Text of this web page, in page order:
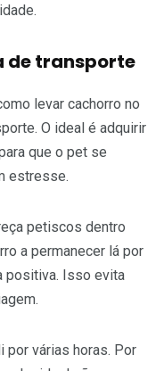
de transporte
levar cachorro no
O ideal é adquirir
que o pet se
estresse.
petiscos dentro
a permanecer lá por
positiva. Isso evita
por várias horas. Por